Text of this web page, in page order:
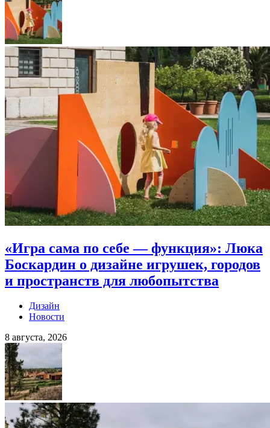
«Игра сама по себе — функция»: Люка
Боскардин о дизайне игрушек, городов
и пространств для любопытства
Дизайн
Новости
8 августа, 2026